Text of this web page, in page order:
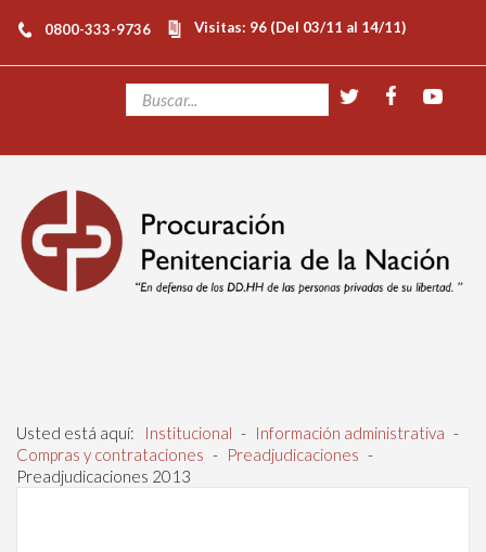
0800-333-9736 Visitas: 96 (Del 03/11 al 14/11)
Usted está aquí: Institucional - Información administrativa -
Compras y contrataciones - Preadjudicaciones -
Preadjudicaciones 2013